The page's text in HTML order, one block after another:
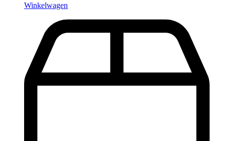
Winkelwagen